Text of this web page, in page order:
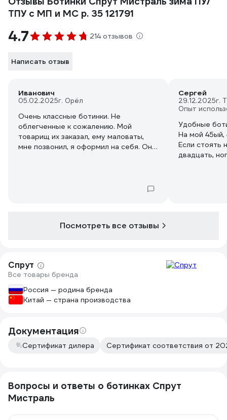
ТПУ с МП и МС р. 35 121791
4.7 214 отзывов
Написать отзыв
Иванович
05.02.2025г. Орёл
Очень классные ботинки. Не
облегченные к сожалению. Мой
товарищ их заказал, ему маловаты,
мне позвонил, я оформил на себя. Он
в гости и по городу гулять.
Сергей
29.12.2025г.
Опыт
Удобные
На мой 45ый,
Если стоять
двадцать,
Посмотреть все отзывы
Спрут
Все товары бренда
Россия — родина бренда
Китай — страна производства
Документация
Сертификат дилера Сертификат соответствия от
Вопросы и ответы о ботинках Спрут
Мистраль